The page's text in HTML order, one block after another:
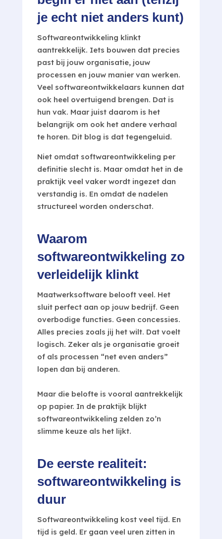
je echt niet anders kunt)
Softwareontwikkeling klinkt
aantrekkelijk. Iets bouwen dat precies
past bij jouw organisatie, jouw
processen en jouw manier van werken.
Veel softwareontwikkelaars kunnen dat
ook heel overtuigend brengen. Dat is
hun vak. Maar juist daarom is het
belangrijk om ook het andere verhaal
te horen. Dit blog is dat tegengeluid.
Niet omdat softwareontwikkeling per
definitie slecht is. Maar omdat het in de
praktijk veel vaker wordt ingezet dan
verstandig is. En omdat de nadelen
structureel worden onderschat.
Waarom
softwareontwikkeling zo
verleidelijk klinkt
Maatwerksoftware belooft veel. Het
sluit perfect aan op jouw bedrijf. Geen
overbodige functies. Geen concessies.
Alles precies zoals jij het wilt. Dat voelt
logisch. Zeker als je organisatie groeit
of als processen “net even anders”
lopen dan bij anderen.
Maar die belofte is vooral aantrekkelijk
op papier. In de praktijk blijkt
softwareontwikkeling zelden zo’n
slimme keuze als het lijkt.
De eerste realiteit:
softwareontwikkeling is
duur
Softwareontwikkeling kost veel tijd. En
tijd is geld. Er gaan veel uren zitten in